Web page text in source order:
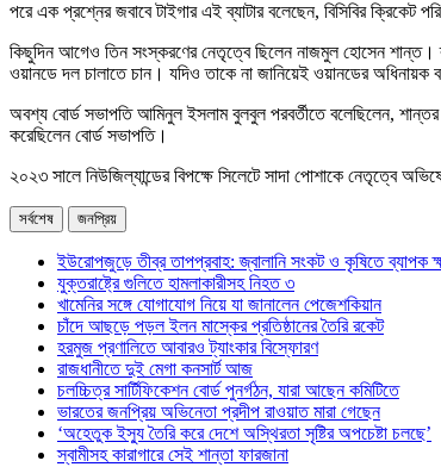
পরে এক প্রশ্নের জবাবে টাইগার এই ব্যাটার বলেছেন, বিসিবির ক্রিকেট
কিছুদিন আগেও তিন সংস্করণের নেতৃত্বে ছিলেন নাজমুল হোসেন শান্ত।
ওয়ানডে দল চালাতে চান। যদিও তাকে না জানিয়েই ওয়ানডের অধিনায়ক
অবশ্য বোর্ড সভাপতি আমিনুল ইসলাম বুলবুল পরবর্তীতে বলেছিলেন,
করেছিলেন বোর্ড সভাপতি।
২০২৩ সালে নিউজিল্যান্ডের বিপক্ষে সিলেটে সাদা পোশাকে নেতৃত্বে
সর্বশেষ জনপ্রিয়
ইউরোপজুড়ে তীব্র তাপপ্রবাহ: জ্বালানি সংকট ও কৃষিতে ব্যাপক
যুক্তরাষ্ট্রে গুলিতে হামলাকারীসহ নিহত ৩
খামেনির সঙ্গে যোগাযোগ নিয়ে যা জানালেন পেজেশকিয়ান
চাঁদে আছড়ে পড়ল ইলন মাস্কের প্রতিষ্ঠানের তৈরি রকেট
হরমুজ প্রণালিতে আবারও ট্যাংকার বিস্ফোরণ
রাজধানীতে দুই মেগা কনসার্ট আজ
চলচ্চিত্র সার্টিফিকেশন বোর্ড পুনর্গঠন, যারা আছেন কমিটিতে
ভারতের জনপ্রিয় অভিনেতা প্রদীপ রাওয়াত মারা গেছেন
‘অহেতুক ইস্যু তৈরি করে দেশে অস্থিরতা সৃষ্টির অপচেষ্টা চলছে’
স্বামীসহ কারাগারে সেই শান্তা ফারজানা